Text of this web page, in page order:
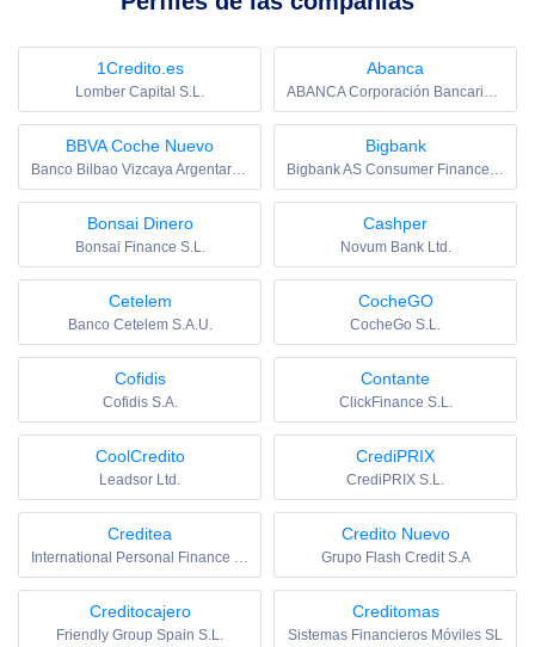
1Credito.es
Lomber Capital S.L.
Abanca
ABANCA Corporación Bancaria, S.A.
BBVA Coche Nuevo
Banco Bilbao Vizcaya Argentaria S.A.
Bigbank
Bigbank AS Consumer Finance S.E.
Bonsai Dinero
Bonsai Finance S.L.
Cashper
Novum Bank Ltd.
Cetelem
Banco Cetelem S.A.U.
CocheGO
CocheGo S.L.
Cofidis
Cofidis S.A.
Contante
ClickFinance S.L.
CoolCredito
Leadsor Ltd.
CrediPRIX
CrediPRIX S.L.
Creditea
International Personal Finance Digital Spain S.A.U.
Credito Nuevo
Grupo Flash Credit S.A
Creditocajero
Friendly Group Spain S.L.
Creditomas
Sistemas Financieros Móviles SL